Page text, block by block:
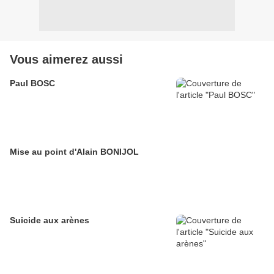
Vous aimerez aussi
Paul BOSC
Mise au point d'Alain BONIJOL
Suicide aux arènes